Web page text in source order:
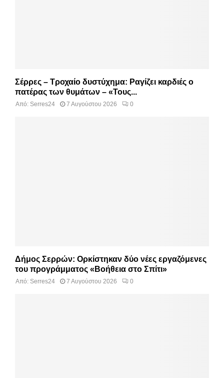
Σέρρες – Τροχαίο δυστύχημα: Ραγίζει καρδιές ο
πατέρας των θυμάτων – «Τους...
Από: Serres24 7 Αυγούστου 2026 0
Δήμος Σερρών: Ορκίστηκαν δύο νέες εργαζόμενες
του προγράμματος «Βοήθεια στο Σπίτι»
Από: Serres24 7 Αυγούστου 2026 0